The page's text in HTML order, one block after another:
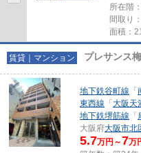
所在階
間取り
面積：
賃貸｜マンション プレサンス
地下鉄谷町線 「
東西線 「 大阪天
地下鉄堺筋線 「
大阪府大阪市北
5.7万円～7万